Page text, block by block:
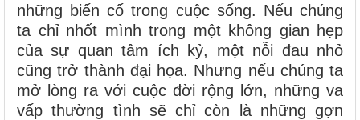
những biến cố trong cuộc sống. Nếu chúng
ta chỉ nhốt mình trong một không gian hẹp
của sự quan tâm ích kỷ, một nỗi đau nhỏ
cũng trở thành đại họa. Nhưng nếu chúng ta
mở lòng ra với cuộc đời rộng lớn, những va
vấp thường tình sẽ chỉ còn là những gợn